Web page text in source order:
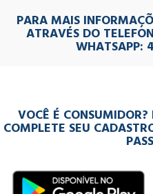
PARA MAIS
ATRAVÉS DO
WHATSAPP:
VOCÊ É
COMPLETE SEU